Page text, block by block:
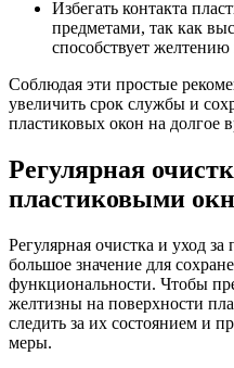
Избегать контакта
предметами, так как
способствует желтению
Соблюдая эти простые
увеличить срок службы и
пластиковых окон на долгое
Регулярная
пластиковыми
Регулярная очистка и уход
большое значение для
функциональности. Чтобы
желтизны на поверхности
следить за их состоянием и
меры.